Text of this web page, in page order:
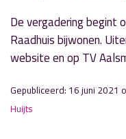
De vergadering begint
Raadhuis bijwonen.
website en op TV
Gepubliceerd: 16 juni 2021
Huijts